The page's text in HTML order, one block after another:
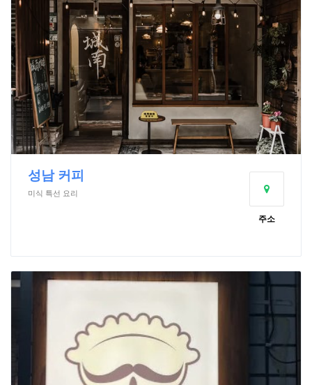
성남 커피
미식 특선 요리
주소